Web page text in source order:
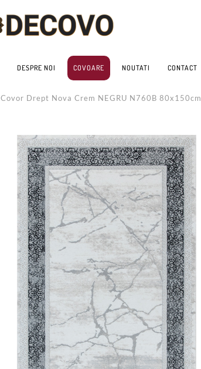
DESPRE NOI COVOARE NOUTATI CONTACT
Covor Drept Nova Crem NEGRU N760B 80x150cm